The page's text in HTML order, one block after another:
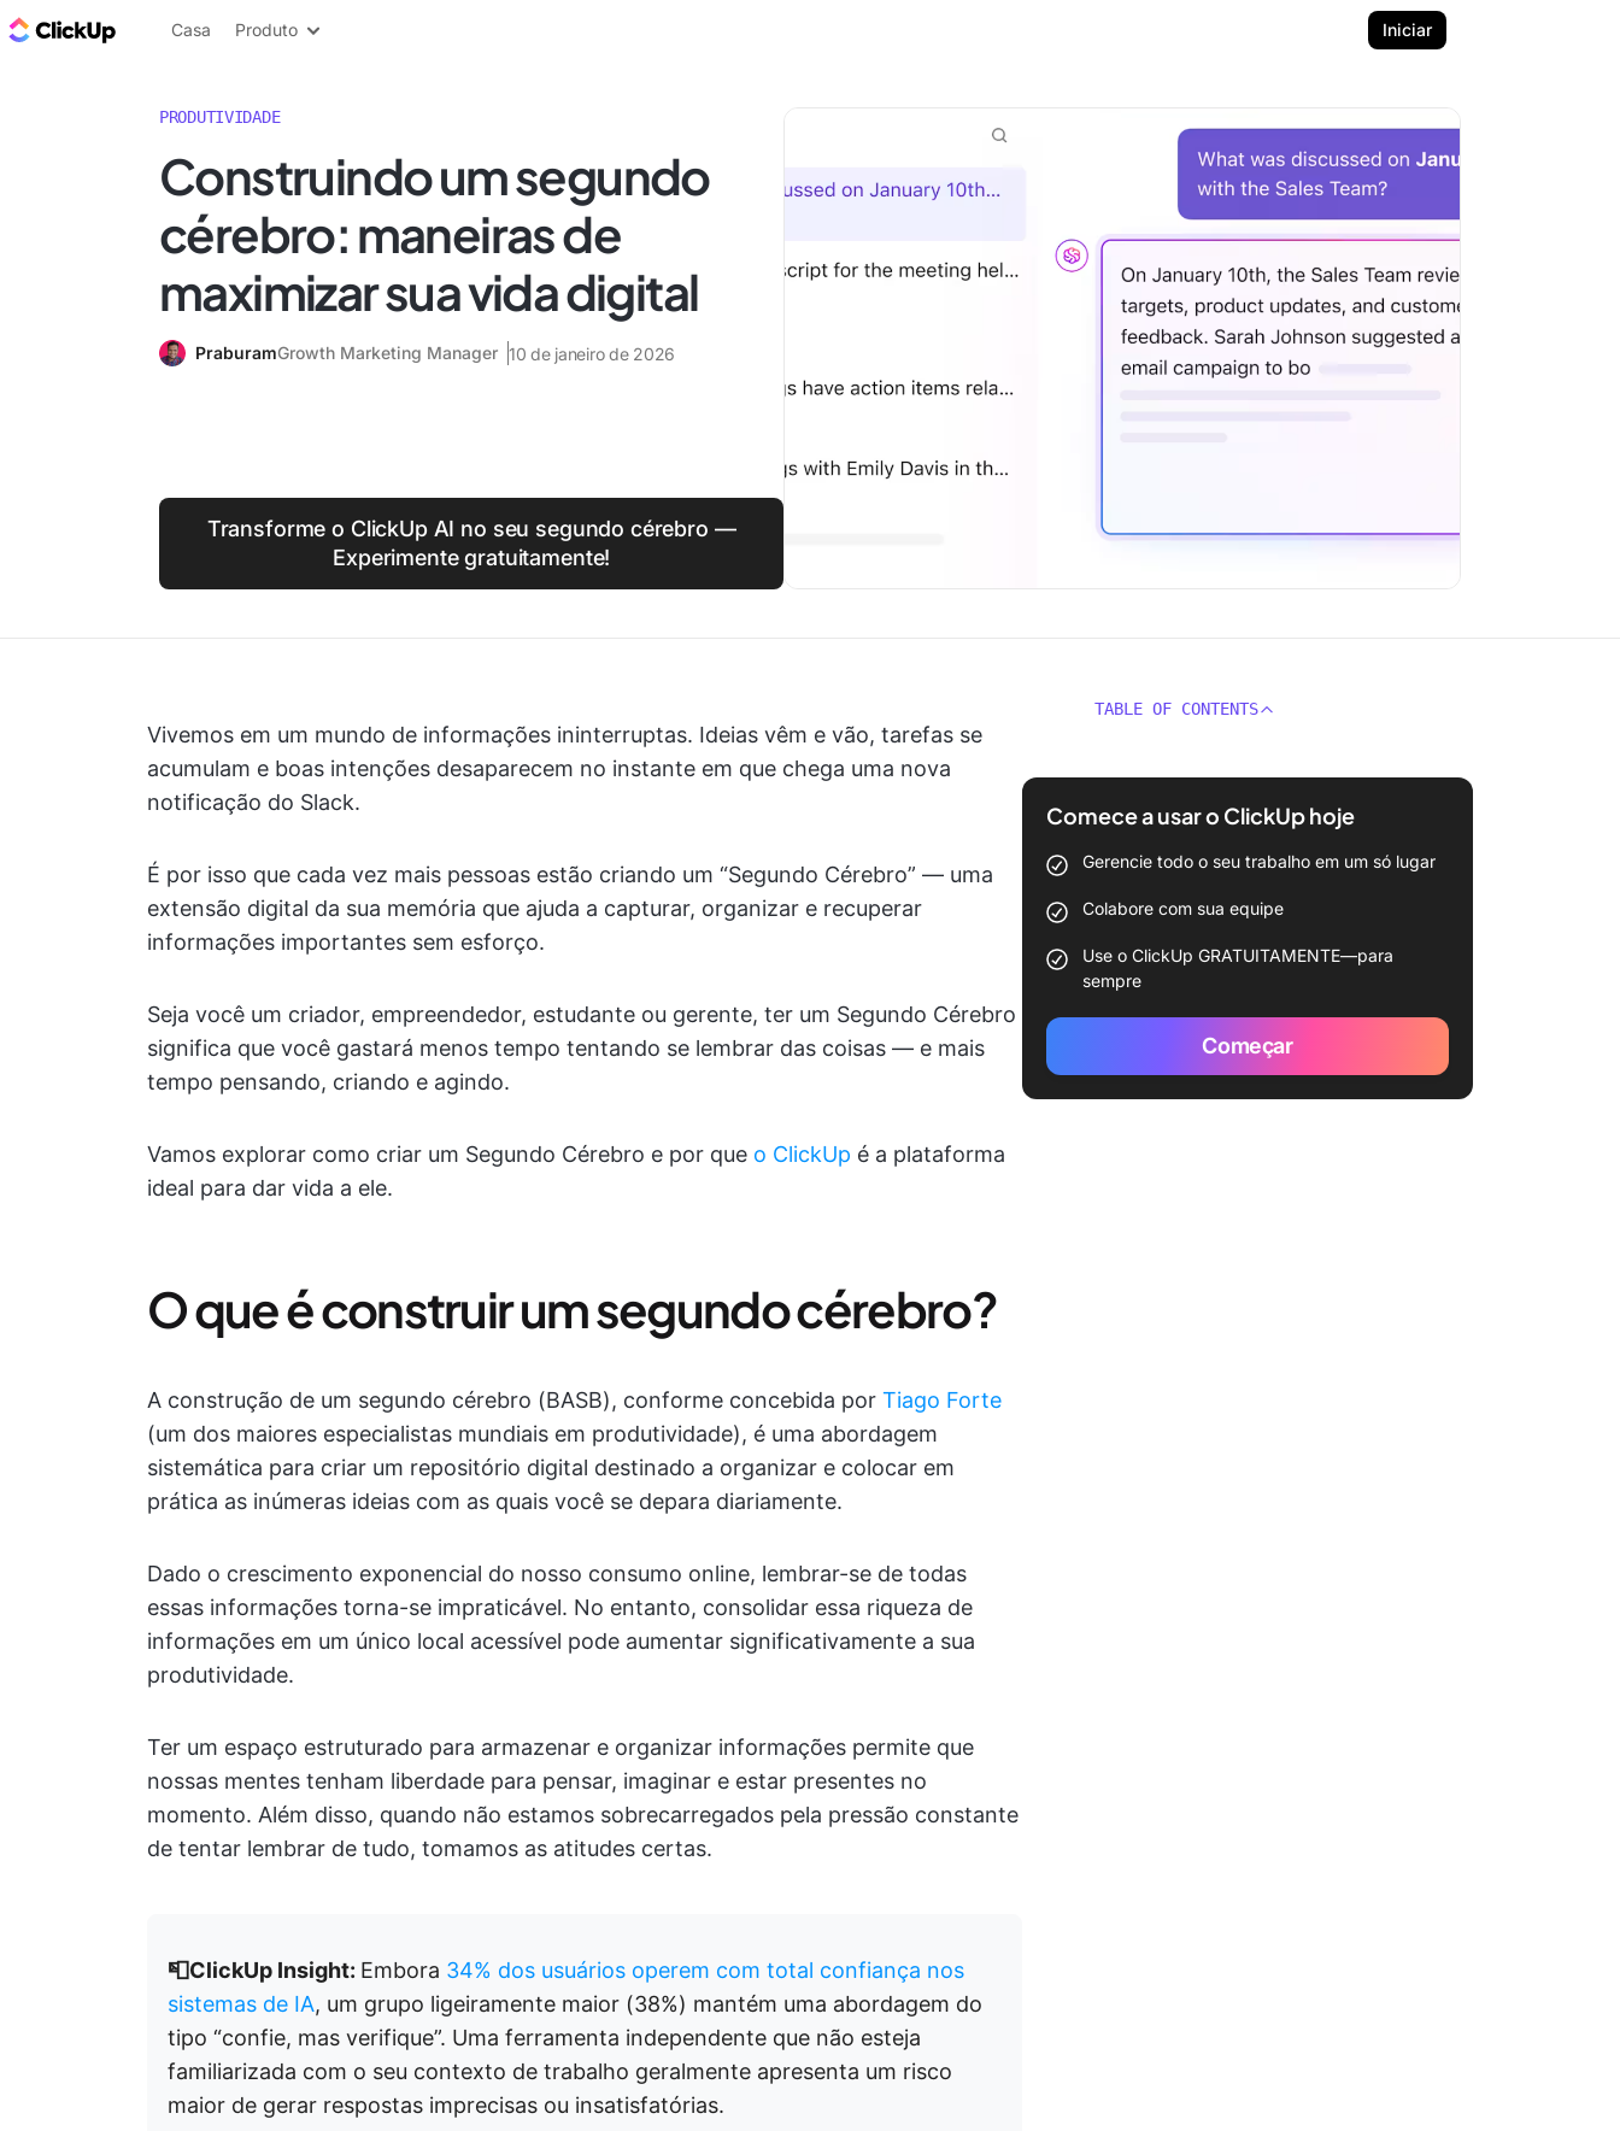
ClickUp Blogue
Casa Produto Iniciar
PRODUTIVIDADE
Construindo um segundo
cérebro: maneiras de
maximizar sua vida digital
PraburamGrowth Marketing Manager 10 de janeiro de 2026
Transforme o ClickUp AI no seu segundo cérebro —
Experimente gratuitamente!
Vivemos em um mundo de informações ininterruptas. Ideias vêm e vão, tarefas se
acumulam e boas intenções desaparecem no instante em que chega uma nova
notificação do Slack.
É por isso que cada vez mais pessoas estão criando um “Segundo Cérebro” — uma
extensão digital da sua memória que ajuda a capturar, organizar e recuperar
informações importantes sem esforço.
Seja você um criador, empreendedor, estudante ou gerente, ter um Segundo Cérebro
significa que você gastará menos tempo tentando se lembrar das coisas — e mais
tempo pensando, criando e agindo.
Vamos explorar como criar um Segundo Cérebro e por que o ClickUp é a plataforma
ideal para dar vida a ele.
O que é construir um segundo cérebro?
A construção de um segundo cérebro (BASB), conforme concebida por Tiago Forte
(um dos maiores especialistas mundiais em produtividade), é uma abordagem
sistemática para criar um repositório digital destinado a organizar e colocar em
prática as inúmeras ideias com as quais você se depara diariamente.
Dado o crescimento exponencial do nosso consumo online, lembrar-se de todas
essas informações torna-se impraticável. No entanto, consolidar essa riqueza de
informações em um único local acessível pode aumentar significativamente a sua
produtividade.
Ter um espaço estruturado para armazenar e organizar informações permite que
nossas mentes tenham liberdade para pensar, imaginar e estar presentes no
momento. Além disso, quando não estamos sobrecarregados pela pressão constante
de tentar lembrar de tudo, tomamos as atitudes certas.
📮ClickUp Insight: Embora 34% dos usuários operem com total confiança nos
sistemas de IA, um grupo ligeiramente maior (38%) mantém uma abordagem do
tipo “confie, mas verifique”. Uma ferramenta independente que não esteja
familiarizada com o seu contexto de trabalho geralmente apresenta um risco
maior de gerar respostas imprecisas ou insatisfatórias.
TABLE OF CONTENTS
Comece a usar o ClickUp hoje
Gerencie todo o seu trabalho em um só lugar
Colabore com sua equipe
Use o ClickUp GRATUITAMENTE—para
sempre
Começar